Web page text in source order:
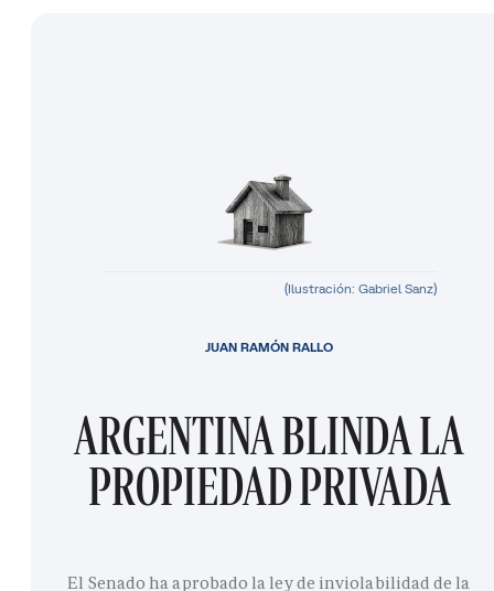
(Ilustración: Gabriel Sanz)
ARGENTINA BLINDA LA
PROPIEDAD PRIVADA
El Senado ha aprobado la ley de inviolabilidad de la
JUAN RAMÓN RALLO